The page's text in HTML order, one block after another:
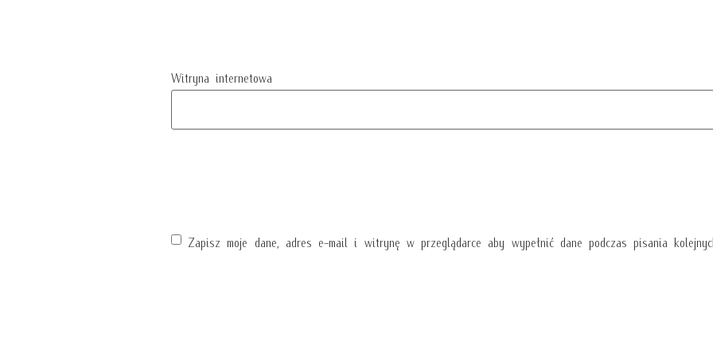
Witryna internetowa
Zapisz moje dane, adres e-mail i witrynę w przeglądarce aby wypełnić dane podczas pisania